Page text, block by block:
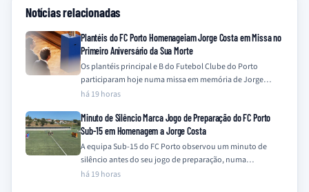
Notícias relacionadas
Plantéis do FC Porto Homenageiam Jorge Costa em Missa no
Primeiro Aniversário da Sua Morte
Os plantéis principal e B do Futebol Clube do Porto
participaram hoje numa missa em memória de Jorge
Costa, assinalando o primeiro…
há 19 horas
Minuto de Silêncio Marca Jogo de Preparação do FC Porto
Sub-15 em Homenagem a Jorge Costa
A equipa Sub-15 do FC Porto observou um minuto de
silêncio antes do seu jogo de preparação, numa
homenagem a Jorge Costa…
há 19 horas